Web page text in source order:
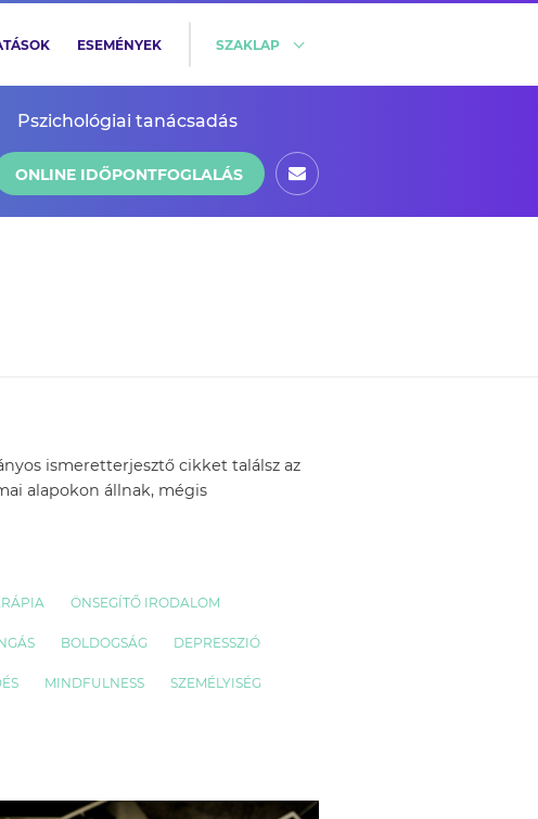
ESEMÉNYEK SZAKLAP
Pszichológiai tanácsadás
ONLINE IDŐPONTFOGLALÁS
ismeretterjesztő cikket találsz az
alapokon állnak, mégis
ÖNSEGÍTŐ IRODALOM
BOLDOGSÁG DEPRESSZIÓ
MINDFULNESS SZEMÉLYISÉG